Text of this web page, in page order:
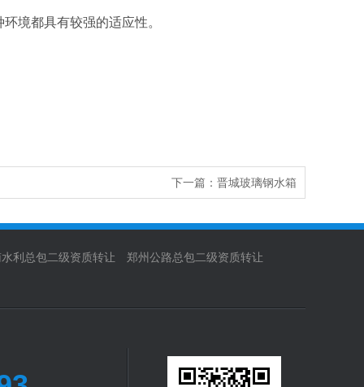
境都具有较强的适应性。
下一篇： 晋城玻璃钢水箱
利总包二级资质转让 郑州公路总包二级资质转让